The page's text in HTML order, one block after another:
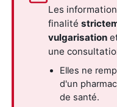
Les
finalité
vulgarisation
une
Elles ne
d'un
de santé.